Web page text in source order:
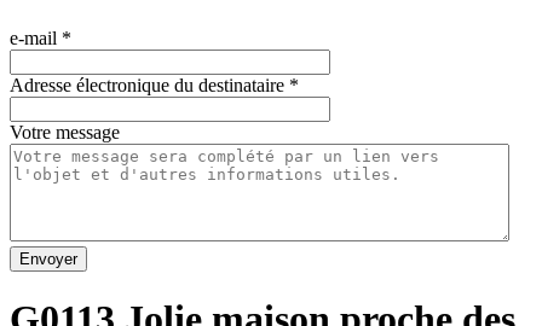
e-mail *
Adresse électronique du destinataire *
Votre message
Envoyer